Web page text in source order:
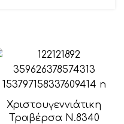
Χριστουγεννιάτικη
Τραβέρσα Ν.8340